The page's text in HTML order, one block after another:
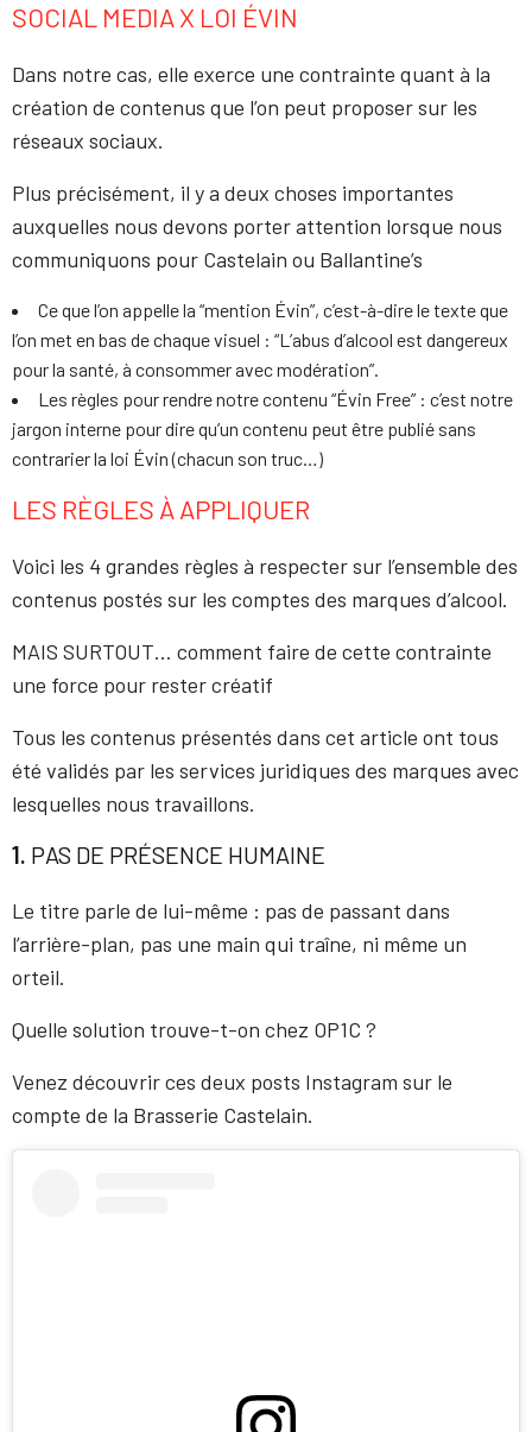
SOCIAL MEDIA X LOI ÉVIN
Dans notre cas, elle exerce une contrainte quant à la
création de contenus que l’on peut proposer sur les
réseaux sociaux.
Plus précisément, il y a deux choses importantes
auxquelles nous devons porter attention lorsque nous
communiquons pour Castelain ou Ballantine’s
Ce que l’on appelle la “mention Évin”, c’est-à-dire le texte que
l’on met en bas de chaque visuel : “L’abus d’alcool est dangereux
pour la santé, à consommer avec modération”.
Les règles pour rendre notre contenu “Évin Free” : c’est notre
jargon interne pour dire qu’un contenu peut être publié sans
contrarier la loi Évin (chacun son truc…)
LES RÈGLES À APPLIQUER
Voici les 4 grandes règles à respecter sur l’ensemble des
contenus postés sur les comptes des marques d’alcool.
MAIS SURTOUT… comment faire de cette contrainte
une force pour rester créatif
Tous les contenus présentés dans cet article ont tous
été validés par les services juridiques des marques avec
lesquelles nous travaillons.
1. PAS DE PRÉSENCE HUMAINE
Le titre parle de lui-même : pas de passant dans
l’arrière-plan, pas une main qui traîne, ni même un
orteil.
Quelle solution trouve-t-on chez OP1C ?
Venez découvrir ces deux posts Instagram sur le
compte de la Brasserie Castelain.